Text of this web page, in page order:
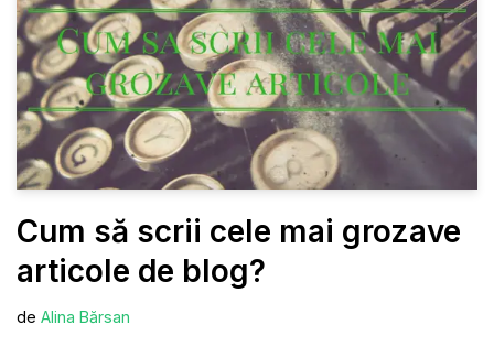
Cum să scrii cele mai grozave
articole de blog?
de Alina Bărsan